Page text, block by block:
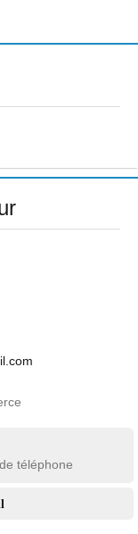
téléphone